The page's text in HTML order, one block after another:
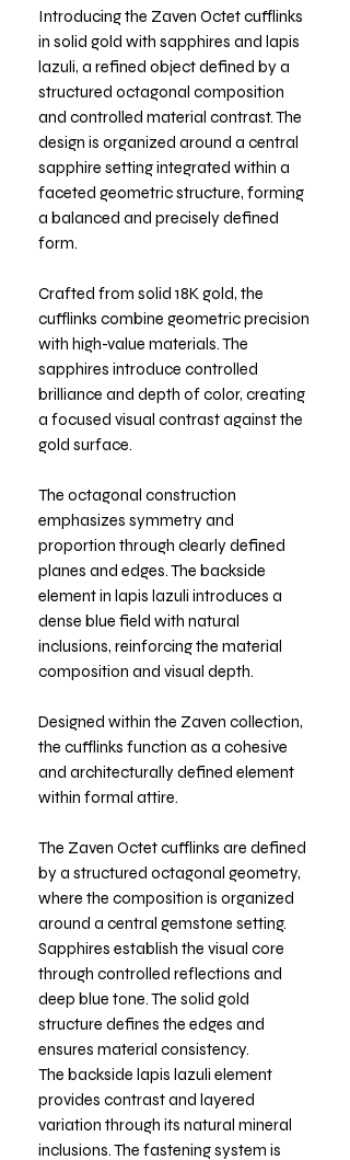
Introducing the Zaven Octet cufflinks
in solid gold with sapphires and lapis
lazuli, a refined object defined by a
structured octagonal composition
and controlled material contrast. The
design is organized around a central
sapphire setting integrated within a
faceted geometric structure, forming
a balanced and precisely defined
form.
Crafted from solid 18K gold, the
cufflinks combine geometric precision
with high-value materials. The
sapphires introduce controlled
brilliance and depth of color, creating
a focused visual contrast against the
gold surface.
The octagonal construction
emphasizes symmetry and
proportion through clearly defined
planes and edges. The backside
element in lapis lazuli introduces a
dense blue field with natural
inclusions, reinforcing the material
composition and visual depth.
Designed within the Zaven collection,
the cufflinks function as a cohesive
and architecturally defined element
within formal attire.
The Zaven Octet cufflinks are defined
by a structured octagonal geometry,
where the composition is organized
around a central gemstone setting.
Sapphires establish the visual core
through controlled reflections and
deep blue tone. The solid gold
structure defines the edges and
ensures material consistency.
The backside lapis lazuli element
provides contrast and layered
variation through its natural mineral
inclusions. The fastening system is